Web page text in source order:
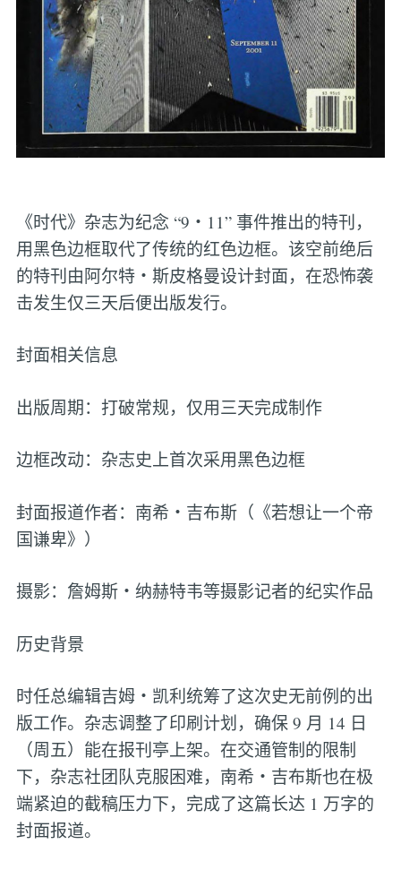
《时代》杂志为纪念 “9・11” 事件推出的特刊，
用黑色边框取代了传统的红色边框。该空前绝后
的特刊由阿尔特・斯皮格曼设计封面，在恐怖袭
击发生仅三天后便出版发行。
封面相关信息
出版周期：打破常规，仅用三天完成制作
边框改动：杂志史上首次采用黑色边框
封面报道作者：南希・吉布斯（《若想让一个帝
国谦卑》）
摄影：詹姆斯・纳赫特韦等摄影记者的纪实作品
历史背景
时任总编辑吉姆・凯利统筹了这次史无前例的出
版工作。杂志调整了印刷计划，确保 9 月 14 日
（周五）能在报刊亭上架。在交通管制的限制
下，杂志社团队克服困难，南希・吉布斯也在极
端紧迫的截稿压力下，完成了这篇长达 1 万字的
封面报道。